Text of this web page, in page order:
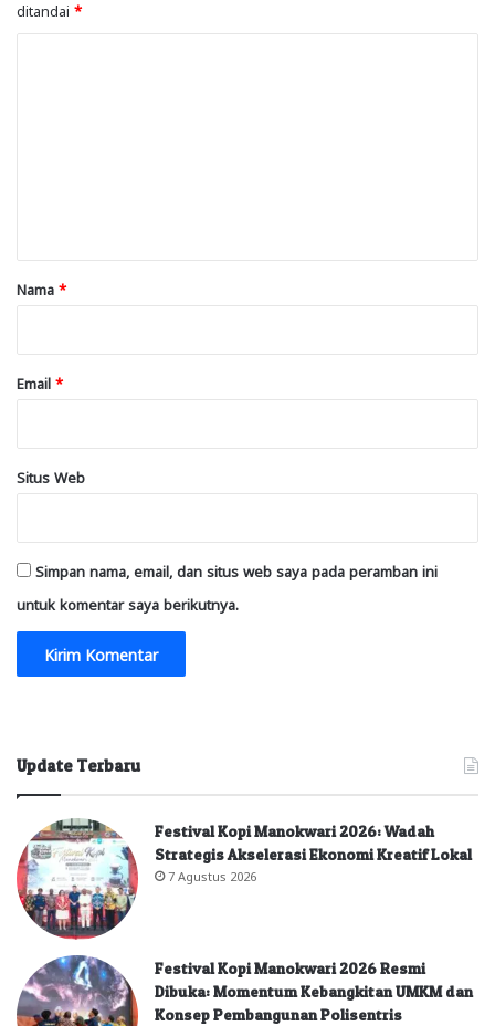
ditandai *
rNama *
Email *
Situs Web
Simpan nama, email, dan situs web saya pada peramban ini
untuk komentar saya berikutnya.
Update Terbaru
Festival Kopi Manokwari 2026: Wadah
Strategis Akselerasi Ekonomi Kreatif Lokal
7 Agustus 2026
Festival Kopi Manokwari 2026 Resmi
Dibuka: Momentum Kebangkitan UMKM dan
Konsep Pembangunan Polisentris